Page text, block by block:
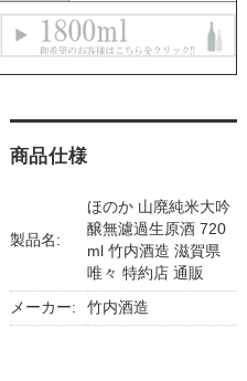
商品仕様
製品名:
ほのか 山廃純米大吟
醸無濾過生原酒 720
ml 竹内酒造 滋賀県
唯々 特約店 通販
メーカー: 竹内酒造